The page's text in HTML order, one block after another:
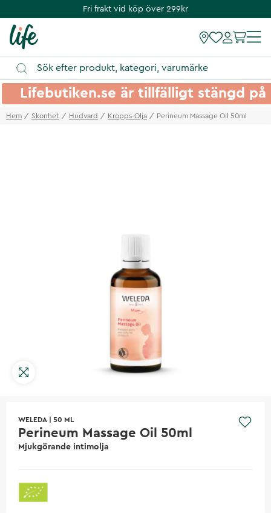
Fri frakt vid köp över 299kr
Lifebutiken.se är tillfälligt stängd
Hem Skonhet Hudvard Kropps-Olja Perineum Massage Oil 50ml
WELEDA 50 ML
Perineum Massage Oil 50ml
Mjukgörande intimolja